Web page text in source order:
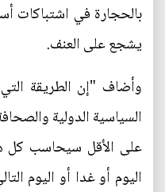
يشجع على العنف.
وأضاف "إن الطريقة
السياسية الدولية
على الأقل سيحاسب كل
اليوم أو غدا أو اليوم